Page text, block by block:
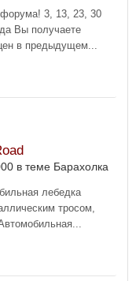
3, 13, 23, 30
Вы получаете
в предыдущем...
в теме Барахолка
лебедка
тросом,